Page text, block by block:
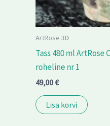
ArtRose 3D
Tass 480 ml
roheline nr 1
49,00€
Lisa korvi